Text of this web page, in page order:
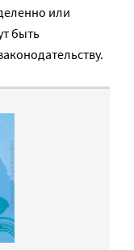
или
быть